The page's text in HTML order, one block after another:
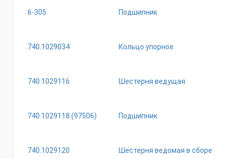
6-305 Подшипник
740.1029034 Кольцо упорное
740.1029116 Шестерня ведущая
740.1029118 (97506) Подшипник
740.1029120 Шестерня ведомая в сборе